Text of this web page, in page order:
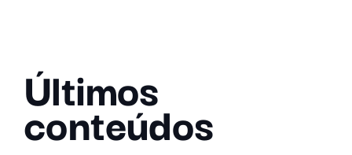
Últimos
conteúdos